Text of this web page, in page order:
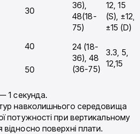
30
36),
48(18-
75)
12, 15
(S), ±12,
±15 (D)
40
24 (18-
36), 48
(36-75)
3.3, 5,
12,15
50
1 секунда.
навколишнього середовища
потужності при вертикальному
поверхні плати.